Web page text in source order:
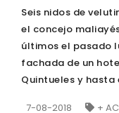
Seis nidos de
el concejo
últimos el pasado
fachada de un
Quintueles y hasta
7-08-2018 +